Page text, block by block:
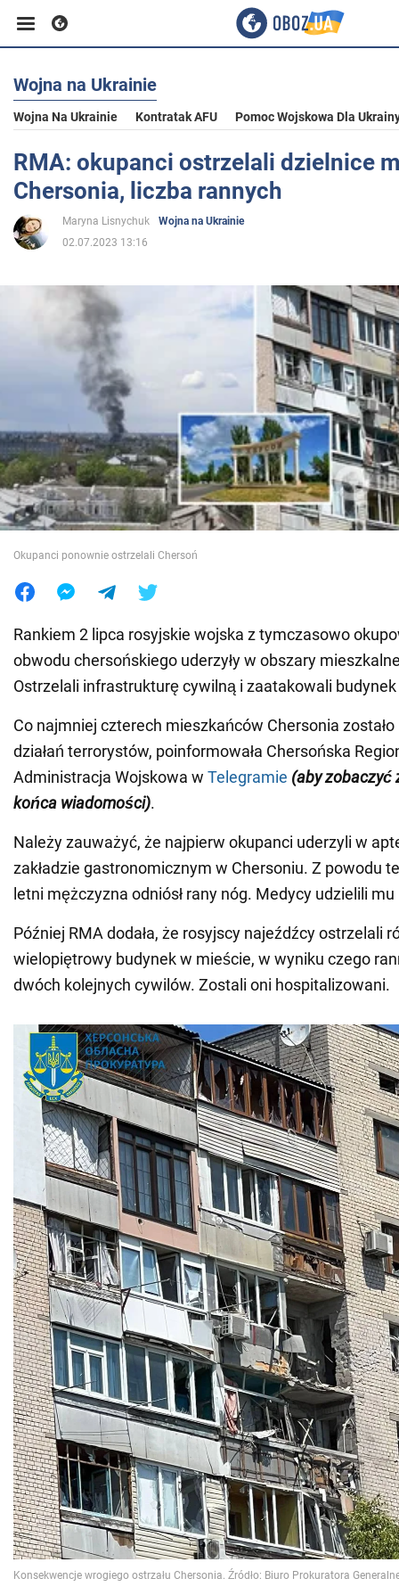
Biznes
Sport
Społeczeństwo
Wojna na Ukrainie
Świat
Jedzenie
Wojna na Ukrainie
Wojna Na Ukrainie Kontratak AFU Pomoc Wojskowa Dla
RMA: okupanci ostrzelali dzielnice
Chersonia, liczba rannych
Maryna Lisnychuk
Wojna na Ukrainie
02.07.2023 13:16
Okupanci ponownie ostrzelali Chersoń
Rankiem 2 lipca rosyjskie wojska z tymczasowo
obwodu chersońskiego uderzyły w obszary
Ostrzelali infrastrukturę cywilną i zaatakowali
Co najmniej czterech mieszkańców Chersonia
działań terrorystów, poinformowała Chersońska
Administracja Wojskowa w Telegramie (aby zobaczyć
końca wiadomości).
Należy zauważyć, że najpierw okupanci uderzyli w
zakładzie gastronomicznym w Chersoniu. Z powodu
letni mężczyzna odniósł rany nóg. Medycy udzielili
Później RMA dodała, że rosyjscy najeźdźcy ostrzelali
wielopiętrowy budynek w mieście, w wyniku czego
dwóch kolejnych cywilów. Zostali oni hospitalizowani.